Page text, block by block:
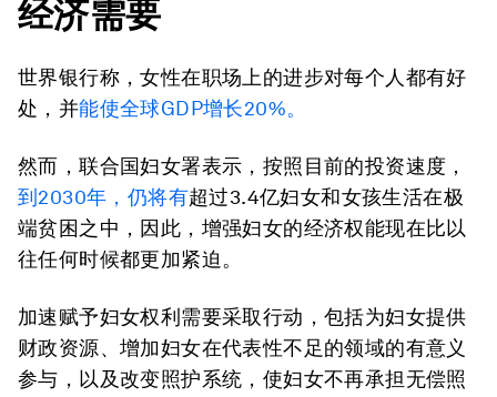
经济需要
世界银行称，女性在职场上的进步对每个人都有好
处，并能使全球GDP增长20%。
然而，联合国妇女署表示，按照目前的投资速度，
到2030年，仍将有超过3.4亿妇女和女孩生活在极
端贫困之中，因此，增强妇女的经济权能现在比以
往任何时候都更加紧迫。
加速赋予妇女权利需要采取行动，包括为妇女提供
财政资源、增加妇女在代表性不足的领域的有意义
参与，以及改变照护系统，使妇女不再承担无偿照